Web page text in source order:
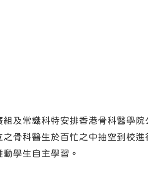
及常識科特安排香港骨科醫學
骨科醫生於百忙之中抽空到校
學生自主學習。